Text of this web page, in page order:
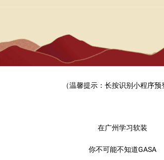
（温馨提示：长按识别小程序预
在广州学习软装
你不可能不知道GASA